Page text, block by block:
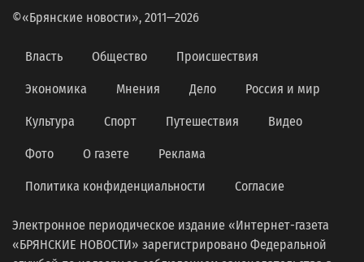
©«Брянские новости», 2011—2026
Власть Общество Происшествия
Экономика Мнения Дело Россия и мир
Культура Спорт Путешествия Видео
Фото О газете Реклама
Политика конфиденциальности Согласие
Электронное периодическое издание «Интернет-газета
«БРЯНСКИЕ НОВОСТИ» зарегистрировано Федеральной